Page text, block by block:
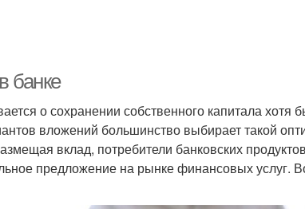
банке
о сохранении собственного капитала
вложений большинство выбирает такой
вклад, потребители банковских
предложение на рынке финансовых услуг.